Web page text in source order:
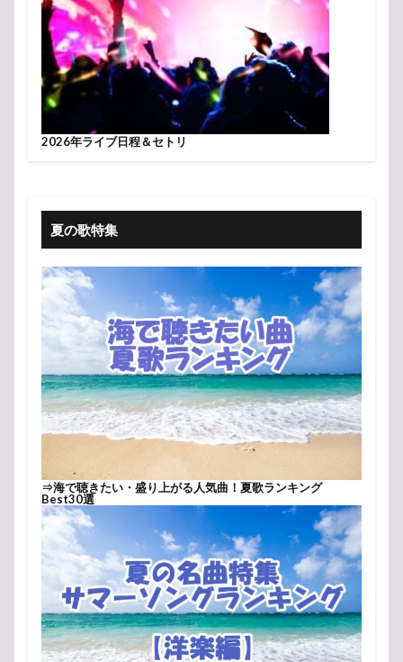
2026年ライブ日程＆セトリ
夏の歌特集
⇒海で聴きたい・盛り上がる人気曲！夏歌ランキング
Best30選